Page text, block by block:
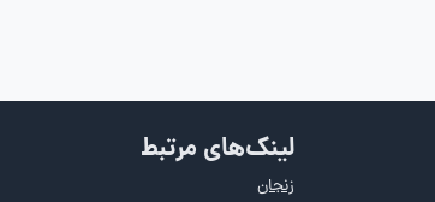
لینک‌های مرتبط
زنجان